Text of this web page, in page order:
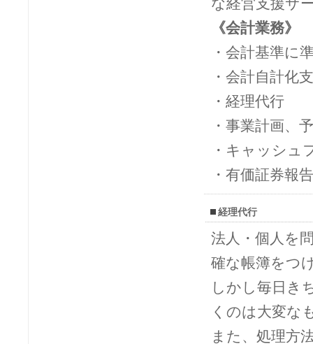
《会計業務》
・会計基準に
・会計自計化
・経理代行
・事業計画、
・キャッシュ
・有価証券報
経理代行
法人・個人を
確な帳簿をつ
しかし毎日き
くのは大変な
また、処理方